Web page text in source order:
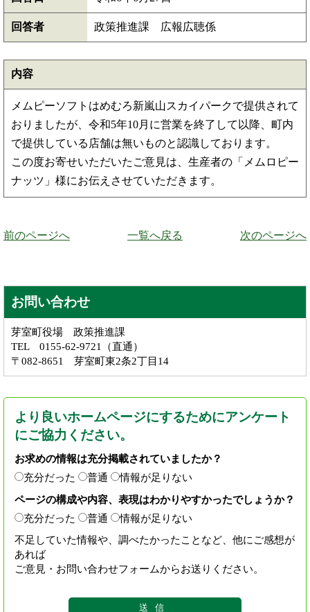
回答者 政策推進課 広報広聴係
内容
メムピーソフトはめむろ新嵐山スカイパークで提供されて
おりましたが、令和5年10月に営業を終了して以降、町内
で提供している店舗は無いものと認識しております。
この度お寄せいただいたご意見は、生産者の「メムロピー
ナッツ」様にお伝えさせていただきます。
前のページへ 一覧へ戻る 次のページへ
お問い合わせ
芽室町役場 政策推進課
TEL 0155-62-9721（直通）
〒082-8651 芽室町東2条2丁目14
より良いホームページにするためにアンケート
にご協力ください。
お求めの情報は充分掲載されていましたか？
充分だった
普通
情報が足りない
ページの構成や内容、表現はわかりやすかったでしょうか？
充分だった
普通
情報が足りない
不足していた情報や、調べたかったことなど、他にご感想が
あれば
ご意見・お問い合わせフォームからお送りください。